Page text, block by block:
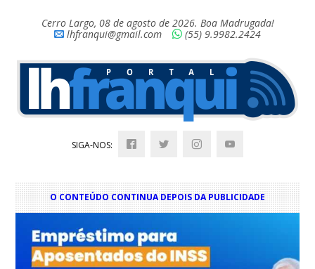
Cerro Largo, 08 de agosto de 2026. Boa Madrugada!
lhfranqui@gmail.com
(55) 9.9982.2424
SIGA-NOS:
O CONTEÚDO CONTINUA DEPOIS DA PUBLICIDADE